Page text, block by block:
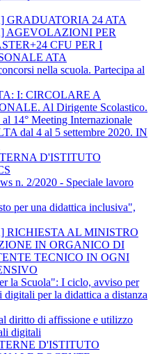
GRADUATORIA 24 ATA
AGEVOLAZIONI PER
CFU PER I
ATA
nella scuola. Partecipa al
I: CIRCOLARE A
Al Dirigente Scolastico.
14° Meeting Internazionale
dal 4 al 5 settembre 2020. IN
D'ISTITUTO
n. 2/2020 - Speciale lavoro
per una didattica inclusiva",
RICHIESTA AL MINISTRO
IN ORGANICO DI
TECNICO IN OGNI
la Scuola": I ciclo, avviso per
per la didattica a distanza
diritto di affissione e utilizzo
digitali
D'ISTITUTO